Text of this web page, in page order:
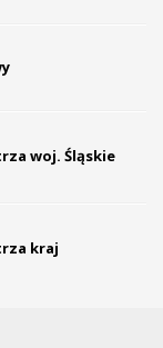
woj. Śląskie
kraj